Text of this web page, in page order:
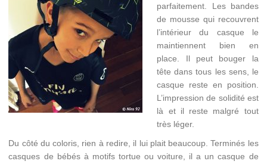
parfaitement. Les bandes
de mousse qui recouvrent
l’intérieur du casque le
maintiennent bien en
place. Il peut bouger la
tête dans tous les sens, le
casque reste en position.
L’impression de solidité est
là et il reste malgré tout
très léger.
Du côté du coloris, rien à redire, il lui plait beaucoup. Terminés les
casques de bébés à motifs tortue ou voiture, il a un casque de